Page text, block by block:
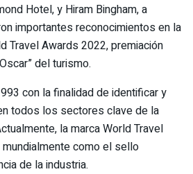
Hotel, y Hiram Bingham, a
importantes reconocimientos en la
Travel Awards 2022, premiación
del turismo.
con la finalidad de identificar y
todos los sectores clave de la
la marca World Travel
como el sello
de la industria.